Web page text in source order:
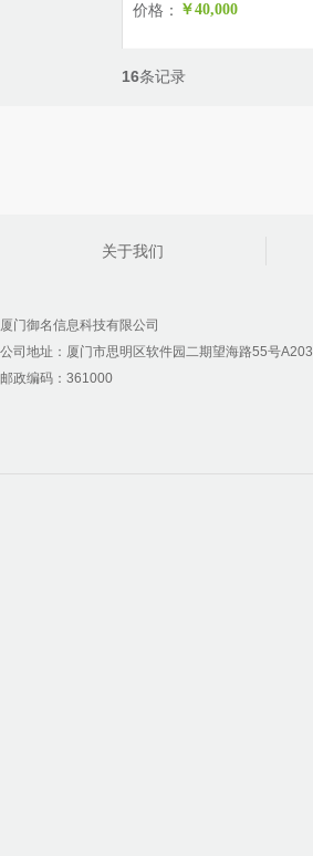
价格： ￥40,000
16条记录
关于我们
厦门御名信息科技有限公司
公司地址：厦门市思明区软件园二期望海路55号A203
邮政编码：361000